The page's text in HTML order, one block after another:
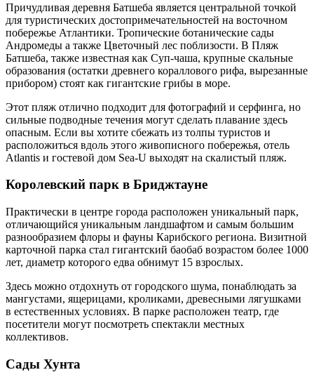
Причудливая деревня Батшеба является центральной точкой
для туристических достопримечательностей на восточном
побережье Атлантики. Тропические ботанические сады
Андромеды а также Цветочный лес поблизости. В Пляж
Батшеба, также известная как Суп-чаша, крупные скальные
образования (остатки древнего кораллового рифа, вырезанные
прибором) стоят как гигантские грибы в море.
Этот пляж отлично подходит для фотографий и серфинга, но
сильные подводные течения могут сделать плавание здесь
опасным. Если вы хотите сбежать из толпы туристов и
расположиться вдоль этого живописного побережья, отель
Atlantis и гостевой дом Sea-U выходят на скалистый пляж.
Королевский парк в Бриджтауне
Практически в центре города расположен уникальный парк,
отличающийся уникальным ландшафтом и самым большим
разнообразием флоры и фауны Карибского региона. Визитной
карточной парка стал гигантский баобаб возрастом более 1000
лет, диаметр которого едва обнимут 15 взрослых.
Здесь можно отдохнуть от городского шума, понаблюдать за
мангустами, ящерицами, кроликами, древесными лягушками
в естественных условиях. В парке расположен театр, где
посетители могут посмотреть спектакли местных
коллективов.
Сады Хунта